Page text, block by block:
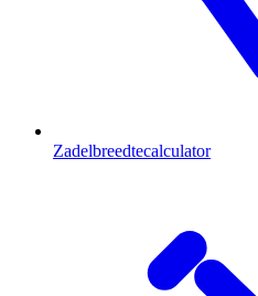
Zadelbreedtecalculator